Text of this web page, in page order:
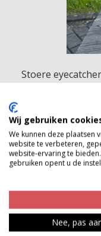
Stoere
beschermen op
Betaalinformatie
Wij gebruiken
We kunnen deze plaatsen
website te verbeteren,
website-ervaring te
gebruiken opent u de
Nee, pas